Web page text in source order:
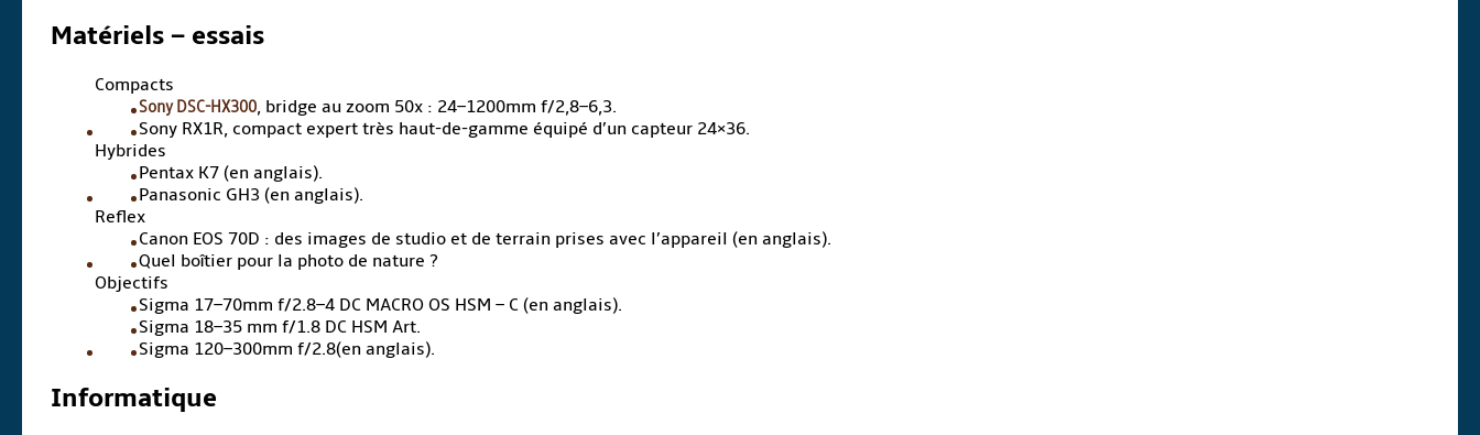
Matériels – essais
Compacts
Sony DSC-HX300, bridge au zoom 50x : 24–1200mm f/2,8–6,3.
Sony RX1R, compact expert très haut-de-gamme équipé d’un capteur 24×36.
Hybrides
Pentax K7 (en anglais).
Panasonic GH3 (en anglais).
Reflex
Canon EOS 70D : des images de studio et de terrain prises avec l’appareil (en anglais).
Quel boîtier pour la photo de nature ?
Objectifs
Sigma 17–70mm f/2.8–4 DC MACRO OS HSM – C (en anglais).
Sigma 18–35 mm f/1.8 DC HSM Art.
Sigma 120–300mm f/2.8(en anglais).
Informatique